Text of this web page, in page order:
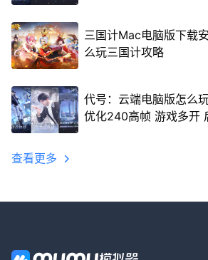
三国计Mac电脑版下载
么玩三国计攻略
代号：云端电脑版怎么
优化240高帧 游戏多开
查看更多